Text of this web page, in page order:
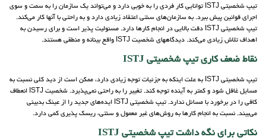
تیپ شخصیتی ISTJ توانایی کار فردی را به خوبی دارد و می‌تواند یک سازمان را به سمت و سوی
اجرای قوانین پیش ببرد. به سازمان‌های سنتی اعتقاد زیادی دارد و به راحتی با آنها کار می‌کند.
تیپ شخصیتی ISTJ دقت بالایی در انجام کارها دارد. مسئولیت پذیر است و برای رسیدن به
اهداف تلاش زیادی می‌کند. دیدگا‌ههای شخصیت ISTJ واقع بینانه و منطقی هستند.
نقاط ضعف کاری تیپ شخصیتی ISTJ
تیپ شخصیتی ISTJ به علت اینکه به جزئیات توجه زیادی دارد، ممکن است از دید کلی نسبت به
مسایل غافل شود و کمتر به آینده توجه کند. تغییر را به راحتی نمی‌پذیرد. شخصیت ISTJ انعطاف
کافی را در برخورد با مسائل ندارد. تیپ شخصیتی ISTJ ایده‌های جدید را از عینک بدبینی
می‌بیند. نسبت به انجام کارها به روش‌های غیر معمول و سنتی، ریسک پذیری کمی دارد.
نکاتی برای نگه داشت تیپ شخصیتی ISTJ